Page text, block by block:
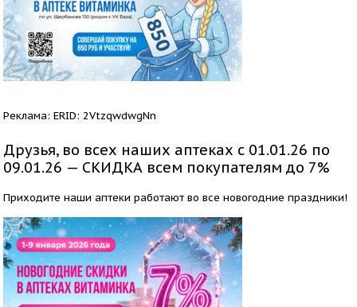
Реклама: ERID: 2VtzqwdwgNn
Друзья, во всех наших аптеках с 01.01.26 по
09.01.26 — СКИДКА всем покупателям до 7%
Приходите наши аптеки работают во все новогодние праздники!